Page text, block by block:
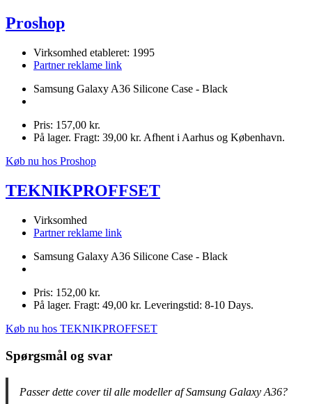
Proshop
Virksomhed etableret: 1995
Partner reklame link
Samsung Galaxy A36 Silicone Case - Black
Pris: 157,00 kr.
På lager. Fragt: 39,00 kr. Afhent i Aarhus og København.
Køb nu hos Proshop
TEKNIKPROFFSET
Virksomhed
Partner reklame link
Samsung Galaxy A36 Silicone Case - Black
Pris: 152,00 kr.
På lager. Fragt: 49,00 kr. Leveringstid: 8-10 Days.
Køb nu hos TEKNIKPROFFSET
Spørgsmål og svar
Passer dette cover til alle modeller af Samsung Galaxy A36?